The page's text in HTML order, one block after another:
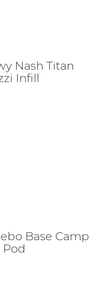
Nash Titan
Infill
Base Camp